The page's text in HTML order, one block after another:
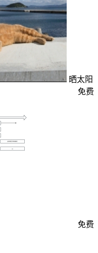
晒太阳
免费
免费